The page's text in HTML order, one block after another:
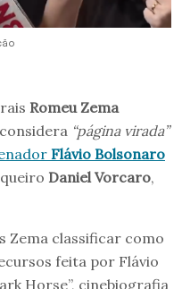
Romeu Zema
“página virada”
Flávio Bolsonaro
Daniel Vorcaro,
Zema classificar como
feita por Flávio
Horse”, cinebiografia